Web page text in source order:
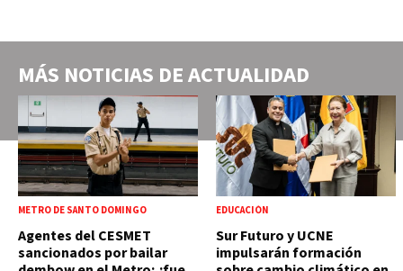
MÁS NOTICIAS DEACTUALIDAD
METRO DE SANTO DOMINGO
Agentes del CESMET
sancionados por bailar
EDUCACIÓN
Sur Futuro y UCNE
impulsarán formación